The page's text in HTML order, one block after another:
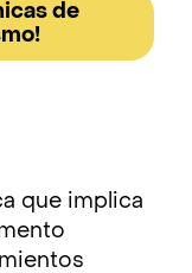
de
que implica